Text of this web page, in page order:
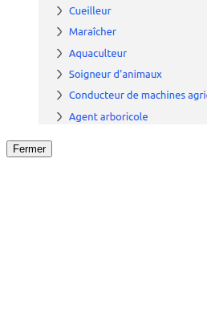
Fermer